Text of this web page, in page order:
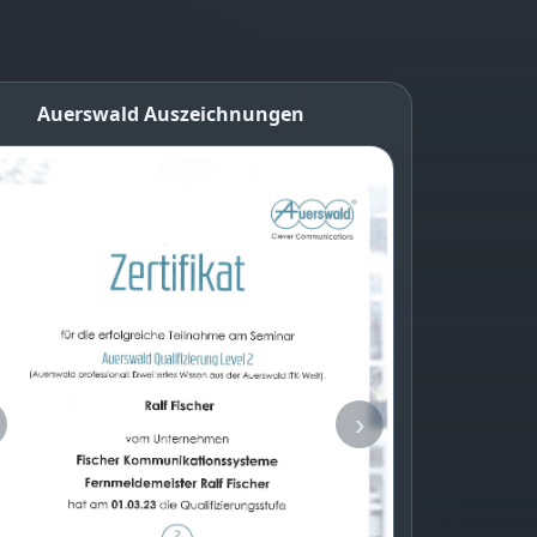
Auerswald Auszeichnungen
›